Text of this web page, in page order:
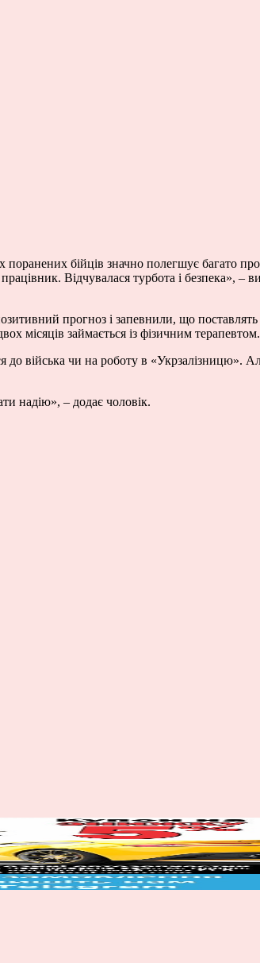
бійців значно полегшує багато
Відчувалася турбота і безпека», –
прогноз і запевнили, що
місяців займається із фізичним терапевтом.
до війська чи на роботу в «Укрзалізницю».
надію», – додає чоловік.